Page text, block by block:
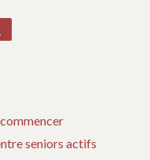
seniors actifs